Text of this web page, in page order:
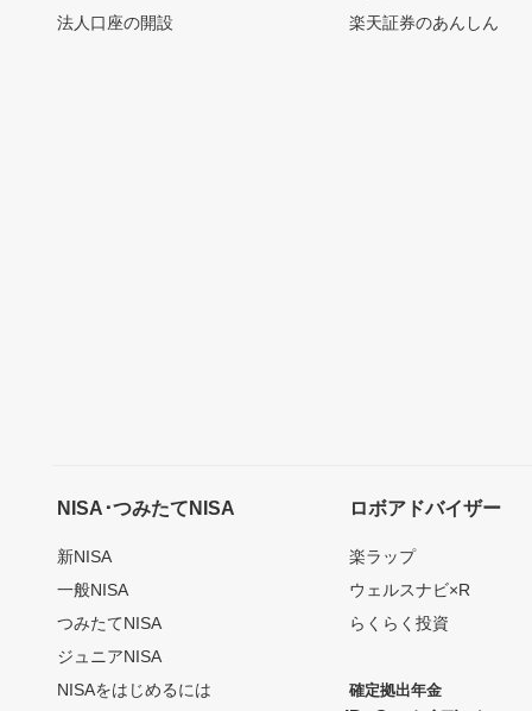
法人口座の開設
楽天証券のあんしん
NISA･つみたてNISA
新NISA
一般NISA
つみたてNISA
ジュニアNISA
NISAをはじめるには
ロボアドバイザー
楽ラップ
ウェルスナビ×R
らくらく投資
確定拠出年金